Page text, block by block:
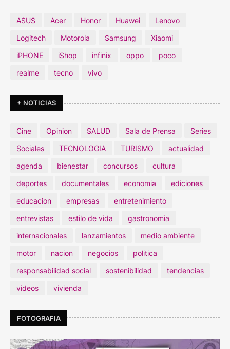
ASUS Acer Honor Huawei
Lenovo
Logitech
Motorola Samsung
Xiaomi
iPHONE
iShop infinix oppo
poco
realme
tecno vivo
+ NOTICIAS
Cine Opinion SALUD Sala de Prensa
Series
Sociales
TECNOLOGIA TURISMO
actualidad
agenda
bienestar concursos
cultura
deportes
documentales economia
ediciones
educacion
empresas
entretenimiento
entrevistas
estilo de vida
gastronomia
internacionales
lanzamientos
medio ambiente
motor
nacion negocios
politica
responsabilidad social
sostenibilidad
tendencias
videos
vivienda
FOTOGRAFIA